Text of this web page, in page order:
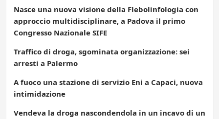
Nasce una nuova visione della Flebolinfologia con
approccio multidisciplinare, a Padova il primo
Congresso Nazionale SIFE
Traffico di droga, sgominata organizzazione: sei
arresti a Palermo
A fuoco una stazione di servizio Eni a Capaci, nuova
intimidazione
Vendeva la droga nascondendola in un incavo di un